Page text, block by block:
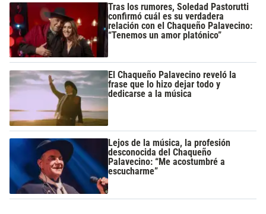
Tras los rumores, Soledad Pastorutti
confirmó cuál es su verdadera
relación con el Chaqueño Palavecino:
“Tenemos un amor platónico”
El Chaqueño Palavecino reveló la
frase que lo hizo dejar todo y
dedicarse a la música
Lejos de la música, la profesión
desconocida del Chaqueño
Palavecino: “Me acostumbré a
escucharme”